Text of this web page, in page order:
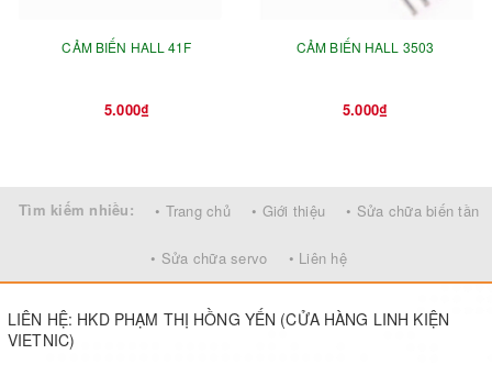
CẢM BIẾN HALL 41F
5.000₫
CẢM BIẾN HALL 3503
5.000₫
Tìm kiếm nhiều: • Trang chủ • Giới thiệu • Sửa chữa biến tần
• Sửa chữa servo • Liên hệ
LIÊN HỆ: HKD PHẠM THỊ HỒNG YẾN (CỬA HÀNG LINH KIỆN
VIETNIC)